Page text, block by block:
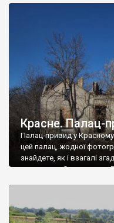
Красне. Палац-
Палац-привид у Красному
цей палац, жодної
знайдете, як і взагалі
мешканець Самгородка.